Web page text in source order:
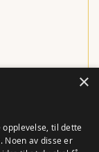
×
til dette
Noen av disse er